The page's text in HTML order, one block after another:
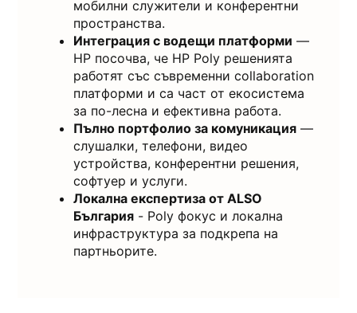
мобилни служители и конферентни
пространства.
Интеграция с водещи платформи —
HP посочва, че HP Poly решенията
работят със съвременни collaboration
платформи и са част от екосистема
за по-лесна и ефективна работа.
Пълно портфолио за комуникация —
слушалки, телефони, видео
устройства, конферентни решения,
софтуер и услуги.
Локална експертиза от ALSO
България - Poly фокус и локална
инфраструктура за подкрепа на
партньорите.